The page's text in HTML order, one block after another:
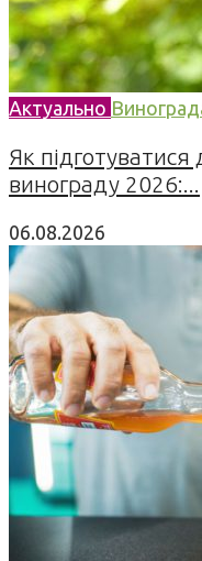
Актуально
Як
винограду 2026:...
06.08.2026